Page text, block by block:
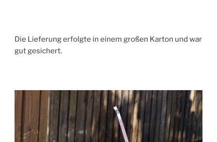
Die Lieferung erfolgte in einem großen Karton und war
gut gesichert.